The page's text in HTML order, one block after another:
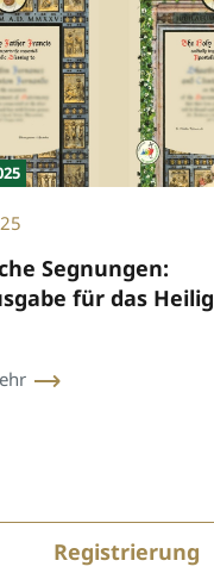
Segnungen:
für das
Registrierung